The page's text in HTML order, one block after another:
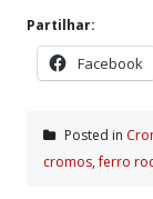
Partilhar:
Facebook
Posted in
cromos,ferro